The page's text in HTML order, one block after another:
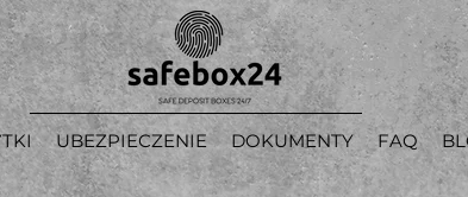
UBEZPIECZENIE DOKUMENTY FAQ